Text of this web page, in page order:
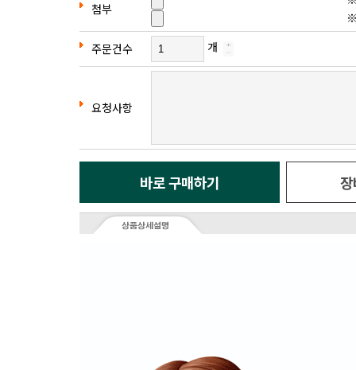
첨부
주문건수
개
요청사항
바로 구매하기